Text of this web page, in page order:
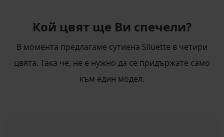
Кой цвят ще Ви спечели?
В момента предлагаме сутиена Siluette в четири
цвята. Така че, не е нужно да се придържате само
към един модел.